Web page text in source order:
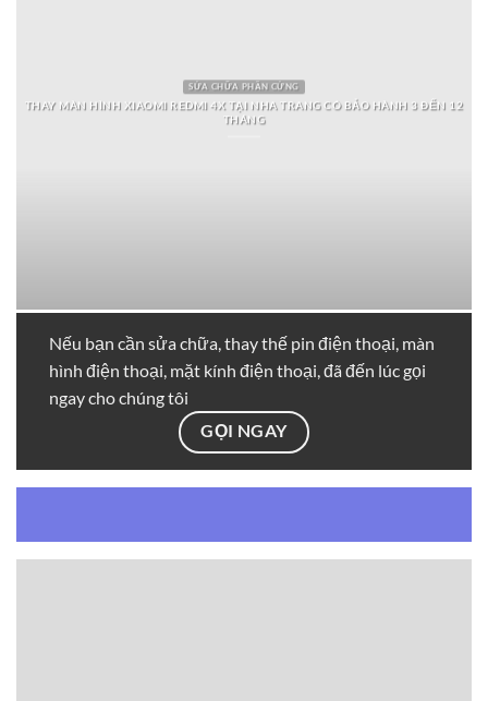
SỬA CHỮA PHẦN CỨNG
THAY MÀN HÌNH XIAOMI REDMI 4X TẠI NHA TRANG CÓ BẢO HÀNH 3 ĐẾN 12
THÁNG
Nếu bạn cần sửa chữa, thay thế pin điện thoại, màn
hình điện thoại, mặt kính điện thoại, đã đến lúc gọi
ngay cho chúng tôi
GỌI NGAY